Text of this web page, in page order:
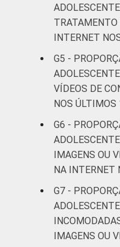
RENDA
FAMILIAR
CLASSE
TRATAMENTO
INTERNET
G5 -
VÍDEOS DE
NOS ÚLTIMOS
G6 -
IMAGENS OU
NA INTERNET
G7 -
IMAGENS OU